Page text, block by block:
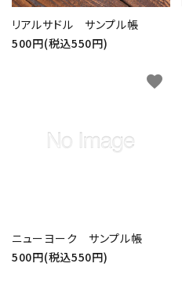
リアルサドル サンプル帳
500円(税込550円)
ニューヨーク サンプル帳
500円(税込550円)
favorite